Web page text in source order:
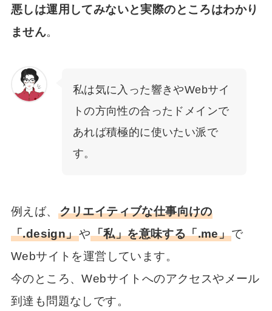
悪しは運用してみないと実際のところはわかり
ません。
私は気に入った響きやWebサイ
トの方向性の合ったドメインで
あれば積極的に使いたい派で
す。
例えば、 クリエイティブな仕事向けの
「.design」や「私」を意味する「.me」で
Webサイトを運営しています。
今のところ、Webサイトへのアクセスやメール
到達も問題なしです。